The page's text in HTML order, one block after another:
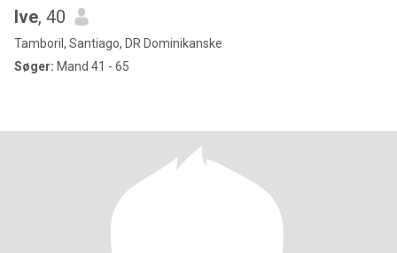
Ive, 40
Tamboril, Santiago, DR Dominikanske
Søger: Mand 41 - 65